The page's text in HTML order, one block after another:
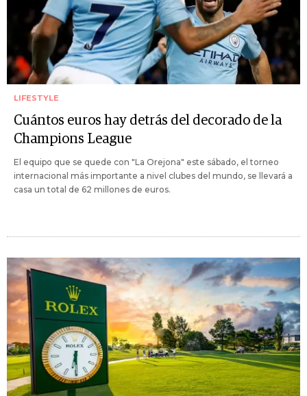
LIFESTYLE
Cuántos euros hay detrás del decorado de la
Champions League
El equipo que se quede con "La Orejona" este sábado, el torneo
internacional más importante a nivel clubes del mundo, se llevará a
casa un total de 62 millones de euros.